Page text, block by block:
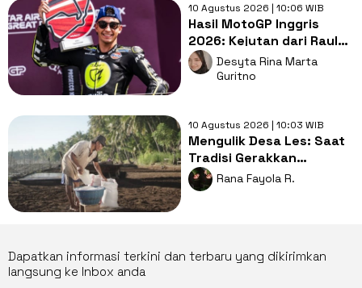
10 Agustus 2026 | 10:06 WIB
Hasil MotoGP Inggris
2026: Kejutan dari Raul
Fernandez yang Lama
Menghilang
Desyta Rina Marta
Guritno
10 Agustus 2026 | 10:03 WIB
Mengulik Desa Les: Saat
Tradisi Gerakkan
Ekonomi, Anak Muda Siap
Warisi?
Rana Fayola R.
Dapatkan informasi terkini dan terbaru yang dikirimkan
langsung ke Inbox anda